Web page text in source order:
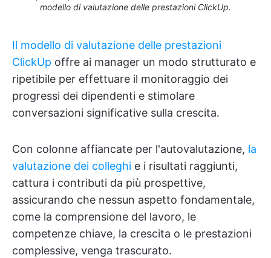
modello di valutazione delle prestazioni ClickUp.
Il modello di valutazione delle prestazioni
ClickUp offre ai manager un modo strutturato e
ripetibile per effettuare il monitoraggio dei
progressi dei dipendenti e stimolare
conversazioni significative sulla crescita.
Con colonne affiancate per l'autovalutazione, la
valutazione dei colleghi e i risultati raggiunti,
cattura i contributi da più prospettive,
assicurando che nessun aspetto fondamentale,
come la comprensione del lavoro, le
competenze chiave, la crescita o le prestazioni
complessive, venga trascurato.